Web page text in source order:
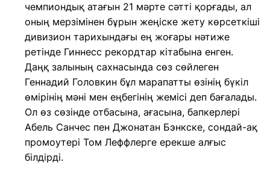
чемпиондық атағын 21 мәрте сәтті қорғады, ал
оның мерзімінен бұрын жеңіске жету көрсеткіші
дивизион тарихындағы ең жоғары нәтиже
ретінде Гиннесс рекордтар кітабына енген.
Даңқ залының сахнасында сөз сөйлеген
Геннадий Головкин бұл марапатты өзінің бүкіл
өмірінің мәні мен еңбегінің жемісі деп бағалады.
Ол өз сөзінде отбасына, ағасына, бапкерлері
Абель Санчес пен Джонатан Бэнкске, сондай-ақ
промоутері Том Леффлерге ерекше алғыс
білдірді.